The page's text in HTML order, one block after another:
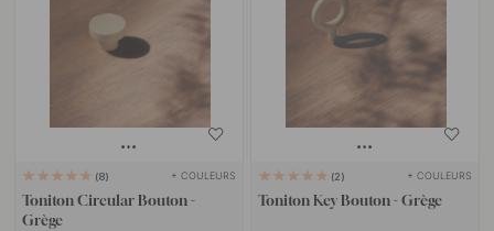
8 + COULEURS
Toniton Circular Bouton -
Grège
2 + COULEURS
Toniton Key Bouton - Grège